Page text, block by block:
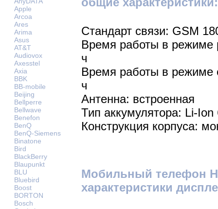
Apple
Arcoa
Ares
Arima
Asus
AT&T
Audiovox
Axesstel
Axia
BBK
BB-mobile
Beijing
Bellperre
Bellwave
Benefon
BenQ
BenQ-Siemens
Binatone
Bird
BlackBerry
Blaupunkt
BLU
Bluebird
Boost
BORTON
Bosch
Стандарт связи: GSM
Время работы в режиме
ч
Время работы в режиме
ч
Антенна: встроенная
Тип аккумулятора: Li-
Конструкция корпуса:
Мобильный телефон
характеристики